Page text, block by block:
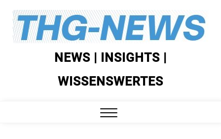
Skip
content
NEWS | INSIGHTS |
WISSENSWERTES